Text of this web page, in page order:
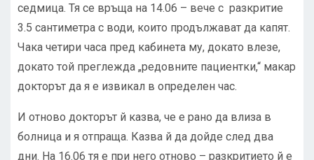
седмица. Тя се връща на 14.06 – вече с разкритие
3.5 сантиметра с води, които продължават да капят.
Чака четири часа пред кабинета му, докато влезе,
докато той преглежда „редовните пациентки,“ макар
докторът да я е извикал в определен час.
И отново докторът й казва, че е рано да влиза в
болница и я отпраща. Казва й да дойде след два
дни. На 16.06 тя е при него отново – разкритието й е